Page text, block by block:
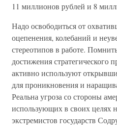
11 миллионов рублей и 8
Надо освободиться от
оцепенения, колебаний и
стереотипов в работе.
достижения стратегического
активно используют
для проникновения и
Реальна угроза со стороны
использующих в своих целях
экстремистов государств